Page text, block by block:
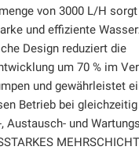
von 3000 L/H
und effiziente
Design reduziert die
um 70 % im
und gewährleistet
Betrieb bei
Austausch- und